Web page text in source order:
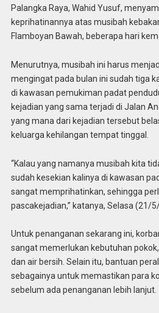
Palangka Raya, Wahid Yusuf,
keprihatinannya atas musibah
Flamboyan Bawah, beberapa hari
Menurutnya, musibah ini harus
mengingat pada bulan ini sudah tiga
di kawasan pemukiman padat
kejadian yang sama terjadi di Jalan
yang mana dari kejadian tersebut
keluarga kehilangan tempat tinggal.
“Kalau yang namanya musibah kita
sudah kesekian kalinya di kawasan
sangat memprihatinkan, sehingga
pascakejadian,” katanya, Selasa (21/
Untuk penanganan sekarang ini,
sangat memerlukan kebutuhan
dan air bersih. Selain itu, bantuan
sebagainya untuk memastikan para
sebelum ada penanganan lebih lanjut.